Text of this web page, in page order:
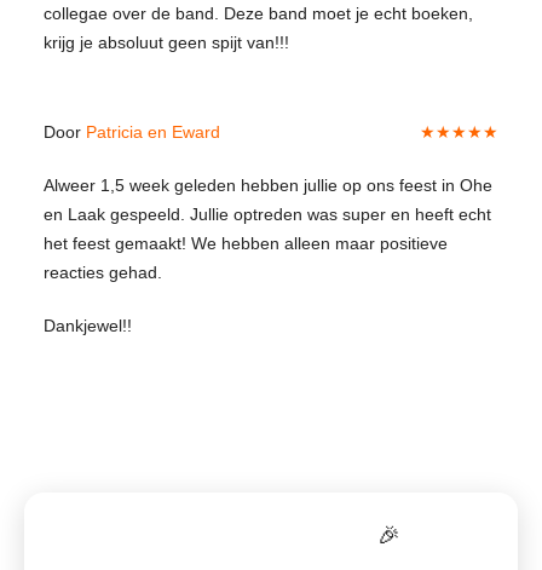
collegae over de band. Deze band moet je echt boeken,
krijg je absoluut geen spijt van!!!
Door Patricia en Eward ★★★★★
Alweer 1,5 week geleden hebben jullie op ons feest in Ohe
en Laak gespeeld. Jullie optreden was super en heeft echt
het feest gemaakt! We hebben alleen maar positieve
reacties gehad.
Dankjewel!!
🎉